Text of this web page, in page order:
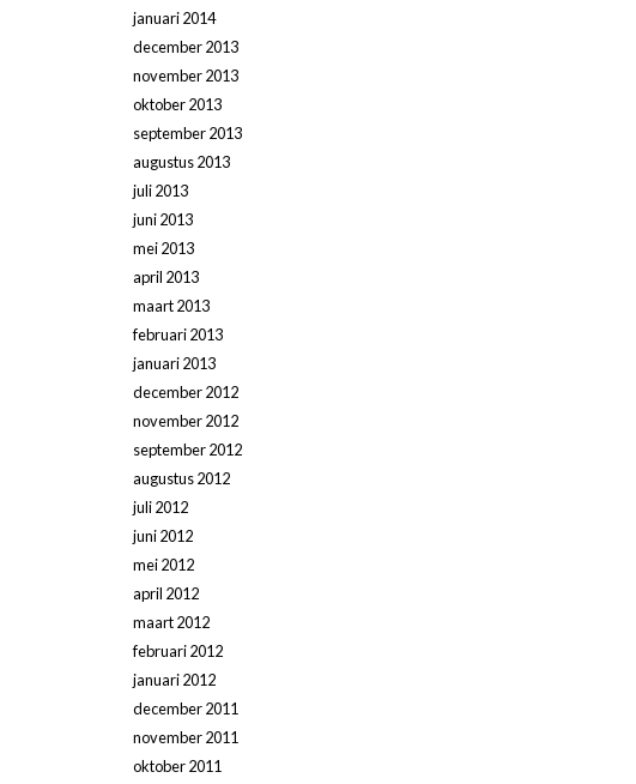
januari 2014
december 2013
november 2013
oktober 2013
september 2013
augustus 2013
juli 2013
juni 2013
mei 2013
april 2013
maart 2013
februari 2013
januari 2013
december 2012
november 2012
september 2012
augustus 2012
juli 2012
juni 2012
mei 2012
april 2012
maart 2012
februari 2012
januari 2012
december 2011
november 2011
oktober 2011